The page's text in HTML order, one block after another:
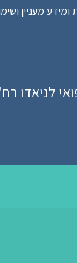
מעניין
רח' דברי חיים 16,